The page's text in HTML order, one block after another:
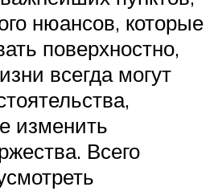
нюансов, которые
поверхностно,
всегда могут
изменить
Всего